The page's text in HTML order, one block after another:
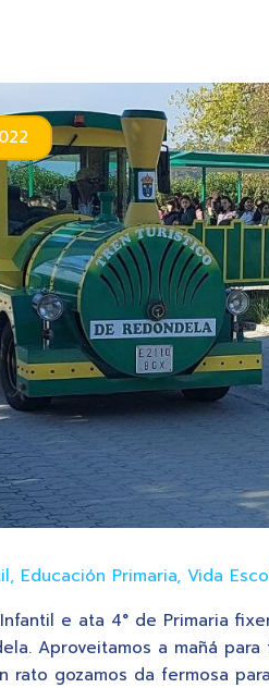
, Educación Primaria, Vida
e ata 4° de Primaria
Aproveitamos a mañá
rato gozamos da fermosa